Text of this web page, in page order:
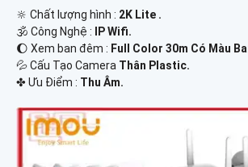
🔆 Chất lượng hình : 2K Lite .
🕉️ Công Nghệ :
IP Wifi.
🌔 Xem ban đêm : Full Color 30m Có Màu
💦 Cấu Tạo Camera Thân Plastic.
️✤ Ưu Điểm : Thu Âm.